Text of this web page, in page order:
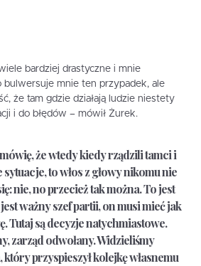
bardziej drastyczne i mnie
bulwersuje mnie ten przypadek, ale
że tam gdzie działają ludzie niestety
i do błędów – mówił Żurek.
że wtedykiedy rządzili tamci i
to włos z głowy nikomu nie
nie, no przecież tak można. To jest
ważny szef partii, on musi mieć jak
Tutaj są decyzje natychmiastowe.
zarząd odwołany. Widzieliśmy
przyspieszył kolejkę własnemu